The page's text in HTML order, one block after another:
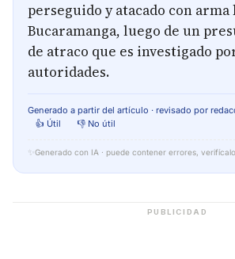
perseguido y atacado con arma
Bucaramanga, luego de un
de atraco que es investigado
autoridades.
Generado a partir del artículo · revisado por
👍 Útil
👎 No útil
✨ Generado con IA · puede contener errores,
PUBLICIDAD